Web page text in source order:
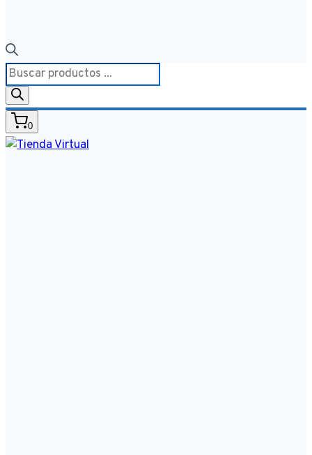
Búsqueda
de
productos
0